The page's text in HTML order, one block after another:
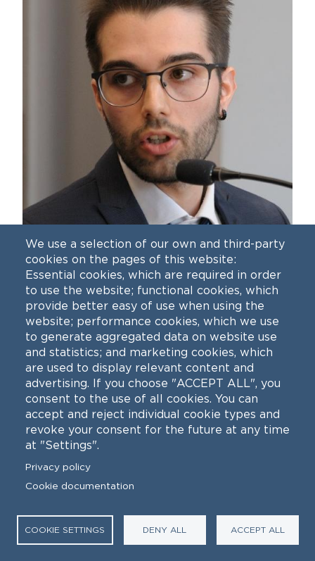
FEDERICO FRAU
Ricercatore a tempo determinato
di Glottologia e linguistica
We use a selection of our own and third-party
cookies on the pages of this website:
Essential cookies, which are required in order
to use the website; functional cookies, which
provide better easy of use when using the
website; performance cookies, which we use
to generate aggregated data on website use
and statistics; and marketing cookies, which
are used to display relevant content and
advertising. If you choose "ACCEPT ALL", you
consent to the use of all cookies. You can
accept and reject individual cookie types and
revoke your consent for the future at any time
at "Settings".
Privacy policy
Cookie documentation
COOKIE SETTINGS DENY ALL ACCEPT ALL